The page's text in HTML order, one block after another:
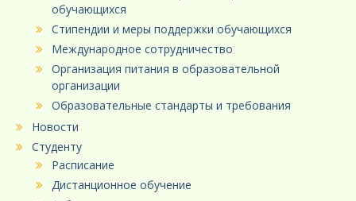
обучающихся
Стипендии и меры поддержки обучающихся
Международное сотрудничество
Организация питания в образовательной
организации
Образовательные стандарты и требования
Новости
Студенту
Расписание
Дистанционное обучение